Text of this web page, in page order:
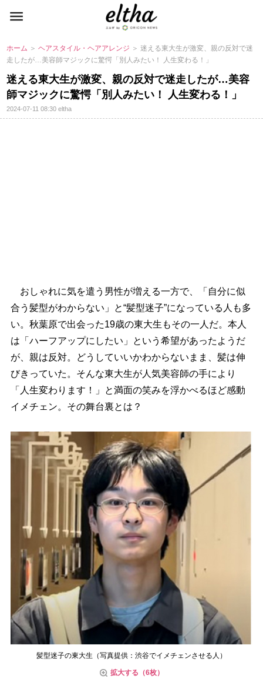
ホーム ＞ヘアスタイル・ヘアアレンジ ＞ 迷える東大生が激変、親の反対で迷
走したが…美容師マジックに驚愕「別人みたい！ 人生変わる！」
迷える東大生が激変、親の反対で迷走したが…美容
師マジックに驚愕「別人みたい！ 人生変わる！」
2024-07-11 08:30eltha
おしゃれに気を遣う男性が増える一方で、「自分に似
合う髪型がわからない」と“髪型迷子”になっている人も多
い。秋葉原で出会った19歳の東大生もその一人だ。本人
は「ハーフアップにしたい」という希望があったようだ
が、親は反対。どうしていいかわからないまま、髪は伸
びきっていた。そんな東大生が人気美容師の手により
「人生変わります！」と満面の笑みを浮かべるほど感動
イメチェン。その舞台裏とは？
髪型迷子の東大生（写真提供：渋谷でイメチェンさせる人）
拡大する（6枚）